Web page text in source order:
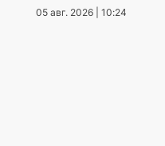
05 авг. 2026 | 10:24